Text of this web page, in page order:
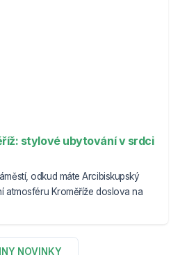
stylové ubytování v srdci
odkud máte Arcibiskupský
atmosféru Kroměříže doslova na
NOVINKY